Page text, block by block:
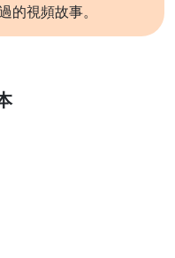
的視頻故事。